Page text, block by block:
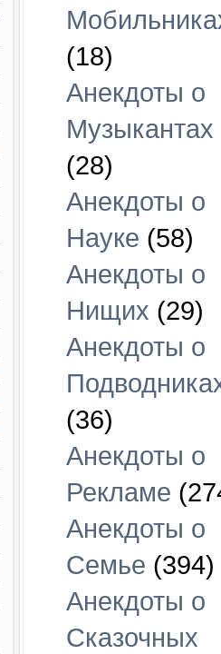
(18)
Анекдоты о
Музыкантах
(28)
Анекдоты о
Науке (58)
Анекдоты о
Нищих (29)
Анекдоты о
(36)
Анекдоты о
Рекламе
Анекдоты о
Семье (394)
Анекдоты о
Сказочных